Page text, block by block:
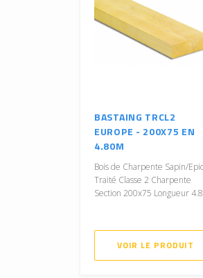
BASTAING TRCL2
EUROPE - 200X75 EN
4.80M
Bois de Charpente Sapin/
Traité Classe 2 Charpente
Section 200x75 Longueur
VOIR LE PRODUIT